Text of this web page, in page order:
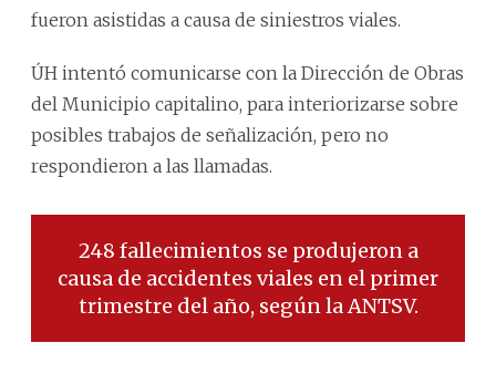
fueron asistidas a causa de siniestros viales.
ÚH intentó comunicarse con la Dirección de Obras
del Municipio capitalino, para interiorizarse sobre
posibles trabajos de señalización, pero no
respondieron a las llamadas.
248 fallecimientos se produjeron a
causa de accidentes viales en el primer
trimestre del año, según la ANTSV.